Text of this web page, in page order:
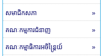
សមាជិកសភា »
គណៈកម្មការជំនាញ »
គណៈកម្មាធិការអចិន្ត្រៃយ៍ »